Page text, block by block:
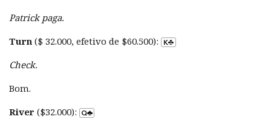
Patrick paga.
Turn ($ 32.000, efetivo de $60.500):
Check.
Bom.
River ($32.000):